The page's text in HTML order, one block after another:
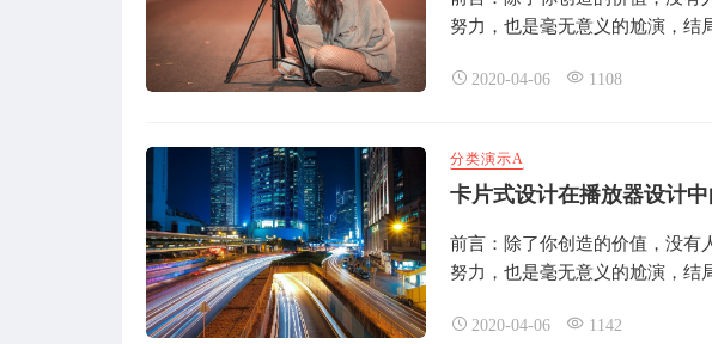
努力，也是毫无意义的尬演，结
2020-04-06 1108
分类演示A
卡片式设计在播放器设计中
前言：除了你创造的价值，没有
努力，也是毫无意义的尬演，结
2020-04-06 1142